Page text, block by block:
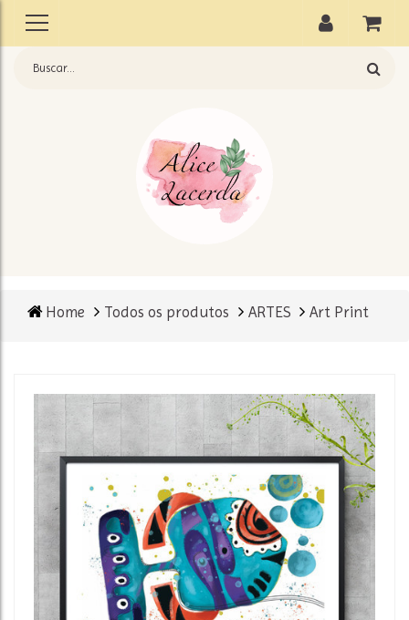
Home Todos os produtos ARTES Art Print